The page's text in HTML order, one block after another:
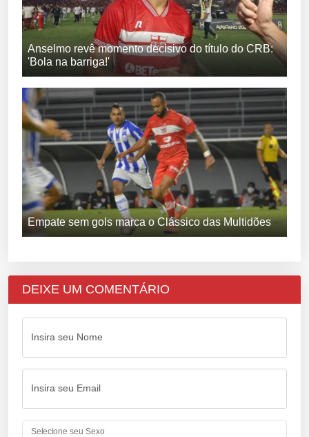
Anselmo revê momento decisivo do título do CRB:
'Bola na barriga!'
Empate sem gols marca o Clássico das Multidões
DEIXE UM COMENTÁRIO
Insira seu Nome
Insira seu Email
Selecione seu Sexo